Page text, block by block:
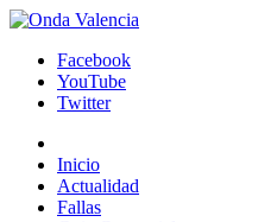
Facebook
YouTube
Twitter
Inicio
Actualidad
Fallas